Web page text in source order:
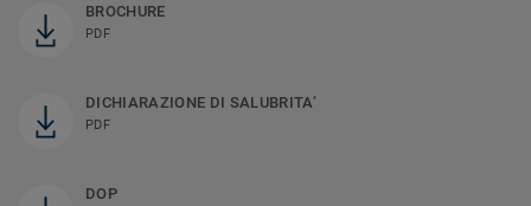
BROCHURE
PDF
DICHIARAZIONE DI SALUBRITA’
PDF
DOP